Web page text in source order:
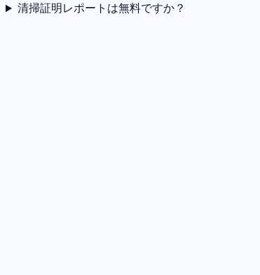
清掃証明レポートは無料ですか？